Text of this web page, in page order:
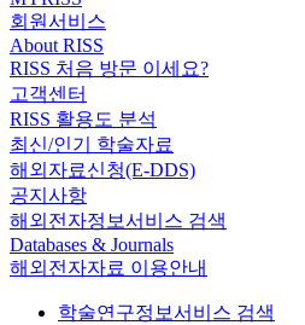
회원서비스
About RISS
RISS 처음 방문 이세요?
고객센터
RISS 활용도 분석
최신/인기 학술자료
해외자료신청(E-DDS)
공지사항
해외전자정보서비스 검색
Databases & Journals
해외전자자료 이용안내
학술연구정보서비스 검색